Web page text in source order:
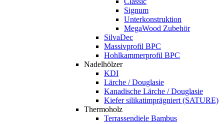
Signum
Unterkonstruktion
MegaWood Zubehör
SilvaDec
Massivprofil BPC
Hohlkammerprofil BPC
Nadelhölzer
KDI
Lärche / Douglasie
Kanadische Lärche / Douglasie
Kiefer silikatimprägniert (SATURE)
Thermoholz
Terrassendiele Bambus